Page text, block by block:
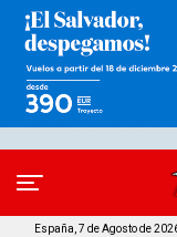
España, 7 de Agosto de